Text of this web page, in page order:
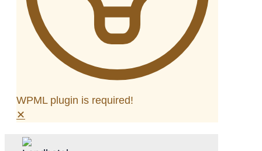
WPML plugin is required!
✕